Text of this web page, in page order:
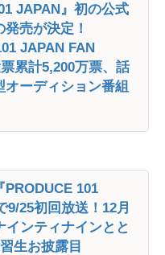
JAPAN』初の公式
売が決定！
JAPAN FAN
累計5,200万票、話
オーディション番組
PRODUCE 101
9/25初回放送！12月
インティナインとと
生お披露目